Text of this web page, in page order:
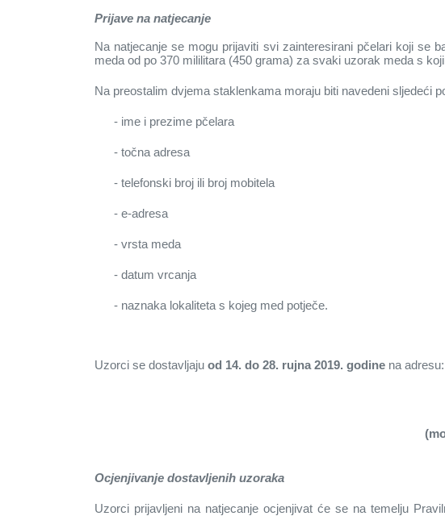
Prijave na natjecanje
Na natjecanje se mogu prijaviti svi zainteresirani pčelari koji se
meda od po 370 mililitara (450 grama) za svaki uzorak meda s
Na preostalim dvjema staklenkama moraju biti navedeni sljedeći
- ime i prezime pčelara
- točna adresa
- telefonski broj ili broj mobitela
- e-adresa
- vrsta meda
- datum vrcanja
- naznaka lokaliteta s kojeg med potječe.
Uzorci se dostavljaju od 14. do 28. rujna 2019. godine na adresu:
Ocjenjivanje dostavljenih uzoraka
Uzorci prijavljeni na natjecanje ocjenjivat će se na temelju